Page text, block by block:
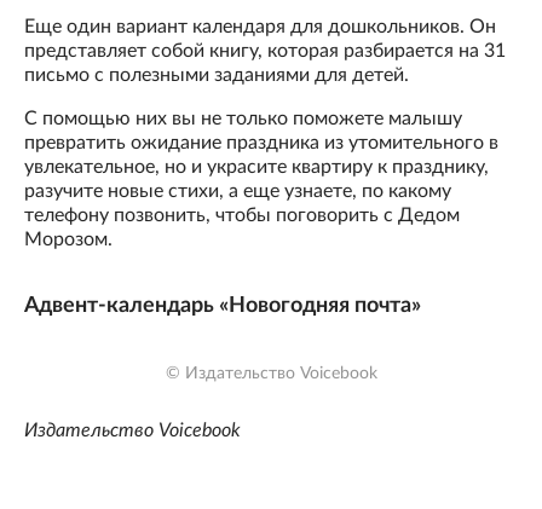
Еще один вариант календаря для дошкольников. Он
представляет собой книгу, которая разбирается на 31
письмо с полезными заданиями для детей.
С помощью них вы не только поможете малышу
превратить ожидание праздника из утомительного в
увлекательное, но и украсите квартиру к празднику,
разучите новые стихи, а еще узнаете, по какому
телефону позвонить, чтобы поговорить с Дедом
Морозом.
Адвент-календарь «Новогодняя почта»
© Издательство Voicebook
Издательство Voicebook